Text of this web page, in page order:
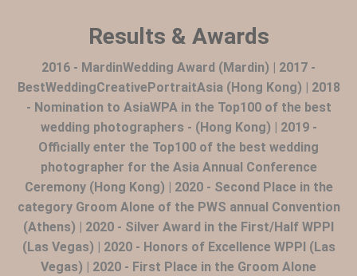
Results & Awards
2016 - MardinWedding Award (Mardin) | 2017 -
BestWeddingCreativePortraitAsia (Hong Kong) | 2018
- Nomination to AsiaWPA in the Top100 of the best
wedding photographers - (Hong Kong) | 2019 -
Officially enter the Top100 of the best wedding
photographer for the Asia Annual Conference
Ceremony (Hong Kong) | 2020 - Second Place in the
category Groom Alone of the PWS annual Convention
(Athens) | 2020 - Silver Award in the First/Half WPPI
(Las Vegas) | 2020 - Honors of Excellence WPPI (Las
Vegas) | 2020 - First Place in the Groom Alone